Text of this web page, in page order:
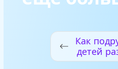
Как
детей